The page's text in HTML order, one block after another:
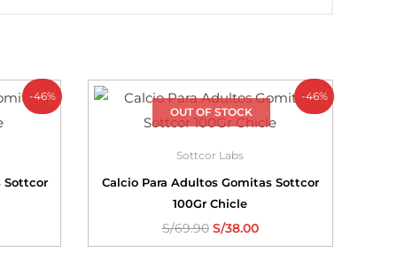
-46%
Sottcor
-46%
OUT OF STOCK
Sottcor Labs
Calcio Para Adultos Gomitas Sottcor
100Gr Chicle
S/69.90 S/38.00